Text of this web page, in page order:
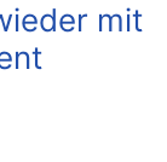
mit